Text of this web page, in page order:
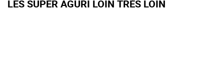
LES SUPER AGURI LOIN TRÈS LOIN